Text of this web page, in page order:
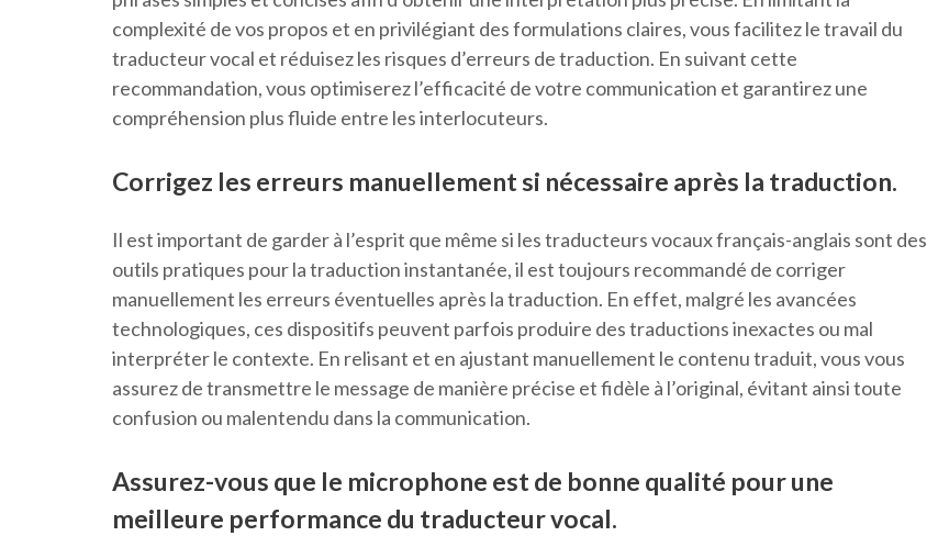
complexité de vos propos et en privilégiant des formulations claires, vous facilitez le travail du
traducteur vocal et réduisez les risques d’erreurs de traduction. En suivant cette
recommandation, vous optimiserez l’efficacité de votre communication et garantirez une
compréhension plus fluide entre les interlocuteurs.
Corrigez les erreurs manuellement si nécessaire après la traduction.
Il est important de garder à l’esprit que même si les traducteurs vocaux français-anglais sont des
outils pratiques pour la traduction instantanée, il est toujours recommandé de corriger
manuellement les erreurs éventuelles après la traduction. En effet, malgré les avancées
technologiques, ces dispositifs peuvent parfois produire des traductions inexactes ou mal
interpréter le contexte. En relisant et en ajustant manuellement le contenu traduit, vous vous
assurez de transmettre le message de manière précise et fidèle à l’original, évitant ainsi toute
confusion ou malentendu dans la communication.
Assurez-vous que le microphone est de bonne qualité pour une
meilleure performance du traducteur vocal.